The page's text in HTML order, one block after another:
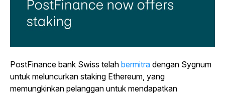
PostFinance bank Swiss telah bermitra dengan Sygnum
untuk meluncurkan staking Ethereum, yang
memungkinkan pelanggan untuk mendapatkan